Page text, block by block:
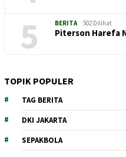
5 BERITA 502 Dilihat
Piterson Harefa
TOPIK POPULER
TAG BERITA
DKI JAKARTA
SEPAKBOLA